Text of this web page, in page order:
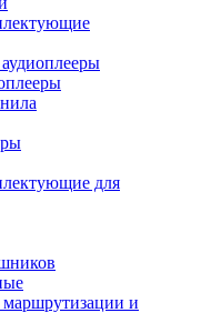
для
маршрутизации и